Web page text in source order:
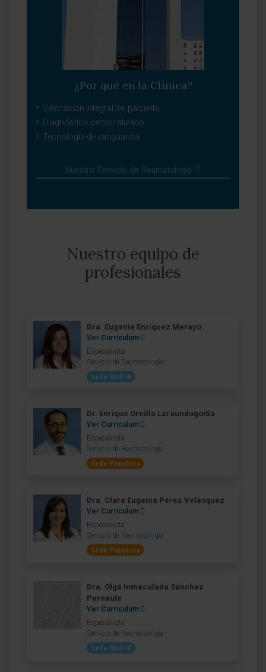
¿Por qué en la Clínica?
Valoración integral del paciente.
Diagnóstico personalizado.
Tecnología de vanguardia.
Nuestro Servicio de Reumatología
Nuestro equipo de
profesionales
Dra. Eugenia Enríquez Merayo
Ver Curriculum
Especialista
Servicio de Reumatología
Sede Madrid
Dr. Enrique Ornilla Laraundogoitia
Ver Curriculum
Especialista
Servicio de Reumatología
Sede Pamplona
Dra. Clara Eugenia Pérez Velásquez
Ver Curriculum
Especialista
Servicio de Reumatología
Sede Pamplona
Dra. Olga Inmaculada Sánchez
Pernaute
Ver Curriculum
Especialista
Servicio de Reumatología
Sede Madrid